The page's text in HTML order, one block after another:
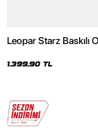
Leopar Starz Baskılı
Hoodie
1.399,90 TL